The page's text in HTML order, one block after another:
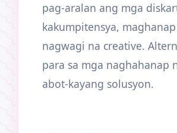
pag-aralan ang mga
kakumpitensya,
nagwagi na creative.
para sa mga naghahanap
abot-kayang solusyon.